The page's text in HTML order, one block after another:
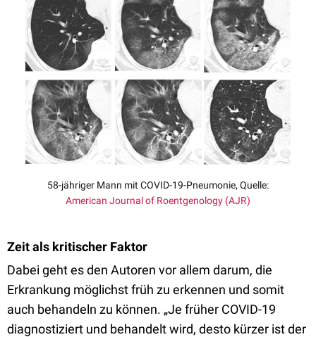
58-jähriger Mann mit COVID-19-Pneumonie, Quelle:
American Journal of Roentgenology (AJR)
Zeit als kritischer Faktor
Dabei geht es den Autoren vor allem darum, die
Erkrankung möglichst früh zu erkennen und somit
auch behandeln zu können. „Je früher COVID-19
diagnostiziert und behandelt wird, desto kürzer ist der